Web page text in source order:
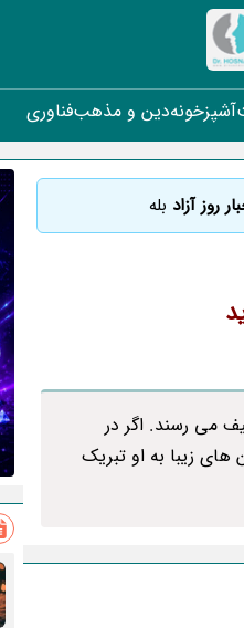
آشپزخونهدین و مذهبفناوری
روز آزاد بله
سالگی به سن تکلیف می رسند. اگر در
های زیبا به او تبریک